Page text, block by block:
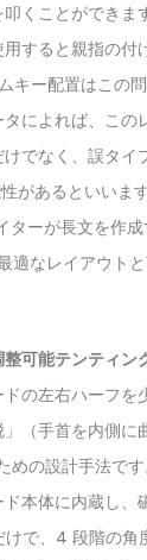
くことができま
すると親指の付
キー配置はこの
によれば、この
でなく、誤タイ
があるといいま
ターが長文を作
適なレイアウトと
整可能テンティン
の左右ハーフを
（手首を内側に
めの設計手法で
本体に内蔵し、
で、4 段階の角度